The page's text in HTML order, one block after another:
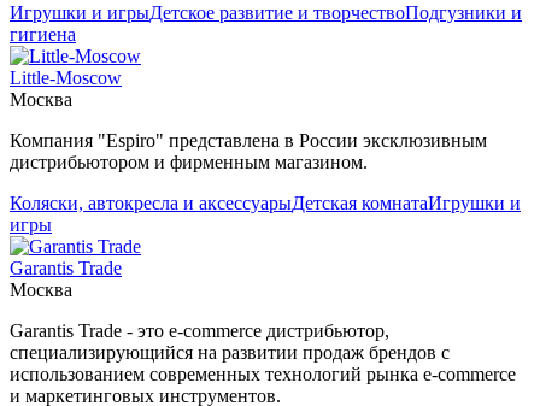
Игрушки и игрыДетское развитие и творчествоПодгузники и
гигиена
Little-Moscow
Москва
Компания "Espiro" представлена в России эксклюзивным
дистрибьютором и фирменным магазином.
Коляски, автокресла и аксессуарыДетская комнатаИгрушки и
игры
Garantis Trade
Москва
Garantis Trade - это e-commerce дистрибьютор,
специализирующийся на развитии продаж брендов с
использованием современных технологий рынка e-commerce
и маркетинговых инструментов.